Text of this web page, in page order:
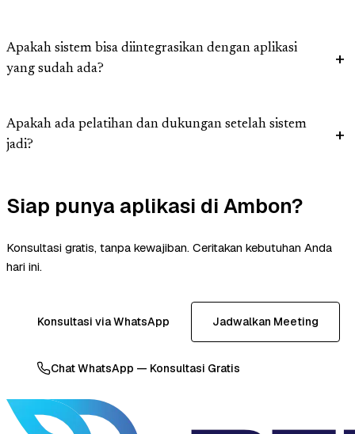
Apakah sistem bisa diintegrasikan dengan aplikasi
yang sudah ada?
Apakah ada pelatihan dan dukungan setelah sistem
jadi?
Siap punya aplikasi di Ambon?
Konsultasi gratis, tanpa kewajiban. Ceritakan kebutuhan Anda
hari ini.
Konsultasi via WhatsApp Jadwalkan Meeting
Chat WhatsApp — Konsultasi Gratis